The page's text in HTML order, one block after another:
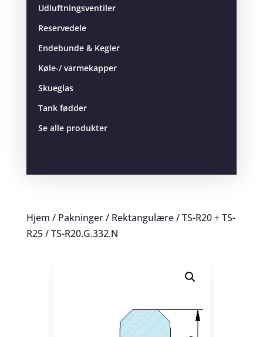
Udluftningsventiler
Reservedele
Endebunde & Kegler
Køle-/ varmekapper
Skueglas
Tank fødder
Se alle produkter
Hjem / Pakninger/ Rektangulære/TS-R20 + TS-
R25/ TS-R20.G.332.N